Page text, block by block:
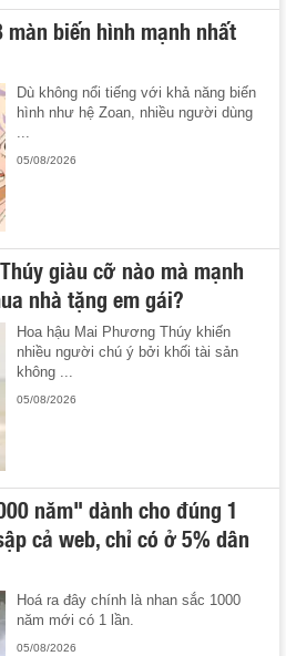
màn biến hình mạnh nhất
Dù không nổi tiếng với khả năng biến
hình như hệ Zoan, nhiều người dùng
05/08/2026
giàu cỡ nào mà mạnh
nhà tặng em gái?
Hoa hậu Mai Phương Thúy khiến
nhiều người chú ý bởi khối tài sản
không ...
05/08/2026
năm" dành cho đúng 1
cả web, chỉ có ở 5% dân
Hoá ra đây chính là nhan sắc 1000
năm mới có 1 lần.
05/08/2026